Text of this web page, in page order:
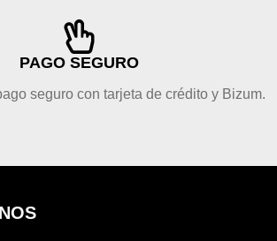
PAGO SEGURO
seguro con tarjeta de crédito y Bizum.